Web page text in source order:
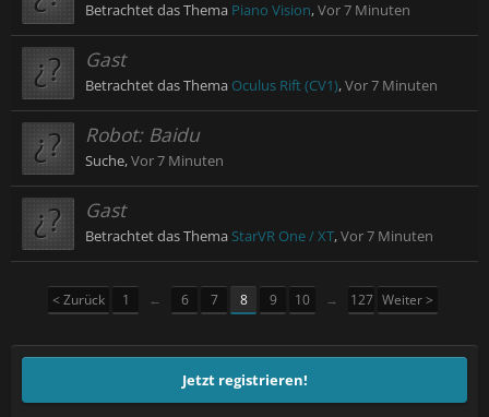
Betrachtet das Thema Piano Vision,Vor 7 Minuten
Gast
Betrachtet das Thema Oculus Rift (CV1),Vor 7 Minuten
Robot: Baidu
Suche,Vor 7 Minuten
Gast
Betrachtet das Thema StarVR One / XT,Vor 7 Minuten
< Zurück 1 ← 6 7 8 9 10 → 127 Weiter >
Jetzt registrieren!